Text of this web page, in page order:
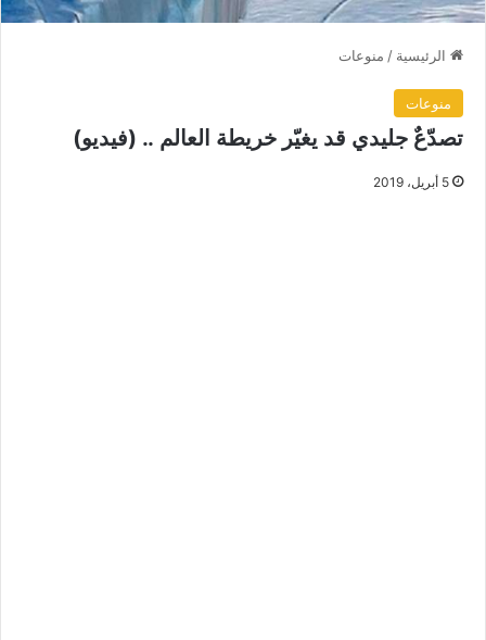
الرئيسية / منوعات
منوعات
تصدّعٌ جليدي قد يغيّر خريطة العالم .. (فيديو)
5 أبريل، 2019